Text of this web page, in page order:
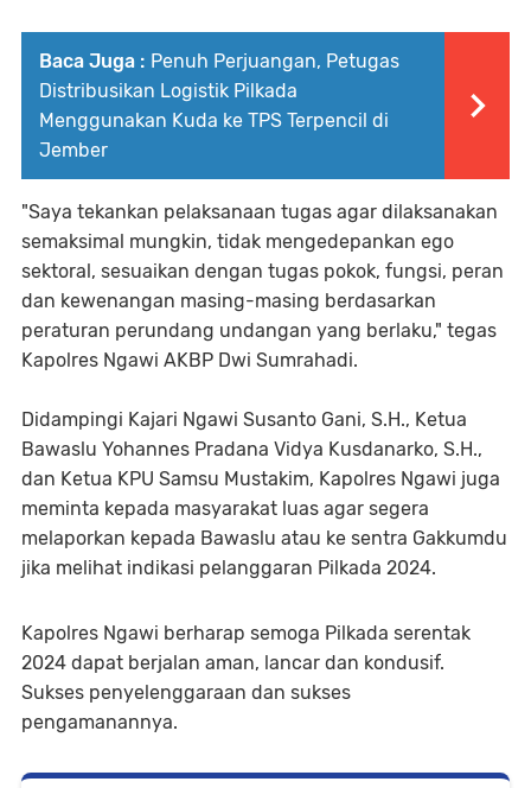
Baca Juga : Penuh Perjuangan, Petugas
Distribusikan Logistik Pilkada
Menggunakan Kuda ke TPS Terpencil di
Jember
"Saya tekankan pelaksanaan tugas agar dilaksanakan
semaksimal mungkin, tidak mengedepankan ego
sektoral, sesuaikan dengan tugas pokok, fungsi, peran
dan kewenangan masing-masing berdasarkan
peraturan perundang undangan yang berlaku," tegas
Kapolres Ngawi AKBP Dwi Sumrahadi.
Didampingi Kajari Ngawi Susanto Gani, S.H., Ketua
Bawaslu Yohannes Pradana Vidya Kusdanarko, S.H.,
dan Ketua KPU Samsu Mustakim, Kapolres Ngawi juga
meminta kepada masyarakat luas agar segera
melaporkan kepada Bawaslu atau ke sentra Gakkumdu
jika melihat indikasi pelanggaran Pilkada 2024.
Kapolres Ngawi berharap semoga Pilkada serentak
2024 dapat berjalan aman, lancar dan kondusif.
Sukses penyelenggaraan dan sukses
pengamanannya.